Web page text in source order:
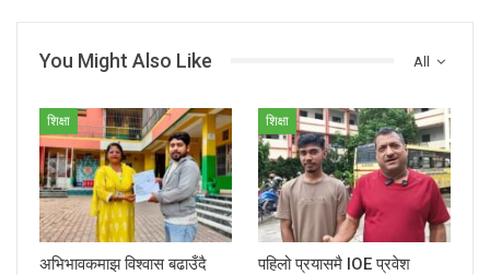
All
You Might Also Like
शिक्षा
अभिभावकमाझ विश्वास बढाउँदै
शिक्षा
पहिलो प्रयासमै IOE प्रवेश